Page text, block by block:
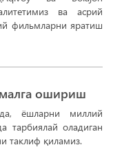
ва асрий
фильмларни яратиш
ошириш
ёшларни миллий
тарбиялай оладиган
таклиф қиламиз.